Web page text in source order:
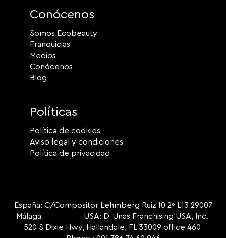
Conócenos
Somos Ecobeauty
Franquicias
Medios
Conócenos
Blog
Políticas
Política de cookies
Aviso legal y condiciones
Política de privacidad
España: C/Compositor Lehmberg Ruiz 10 2º L13 29007
Málaga USA: D-Unas Franchising USA, Inc.
520 S Dixie Hwy, Hallandale, FL 33009 office 460